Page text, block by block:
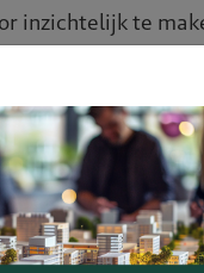
inzichtelijk te
verschillende
vooral
is
biedt ook